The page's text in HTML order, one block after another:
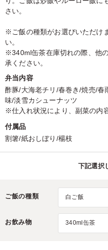
さい。
※ご飯の種類がお選びいただけ
い。
※340ml缶茶在庫切れの際、他
承ください。
弁当内容
酢豚/大海老チリ/春巻き/焼売/
味/淡雪カシューナッツ
※仕入れ状況により、副菜の内
付属品
割箸/紙おしぼり/楊枝
下記選択
ご飯の種類
お飲み物